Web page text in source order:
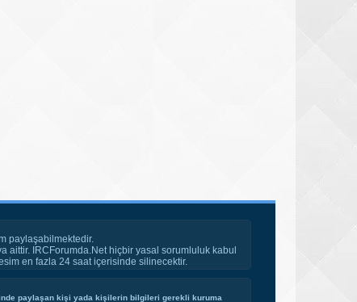
paylaşabilmektedir.
aittir. IRCForumda.Net hiçbir yasal sorumluluk kabul
en fazla 24 saat içerisinde silinecektir.
paylaşan kişi yada kişilerin bilgileri gerekli kuruma